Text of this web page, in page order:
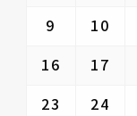
9
10
16
17
23
24